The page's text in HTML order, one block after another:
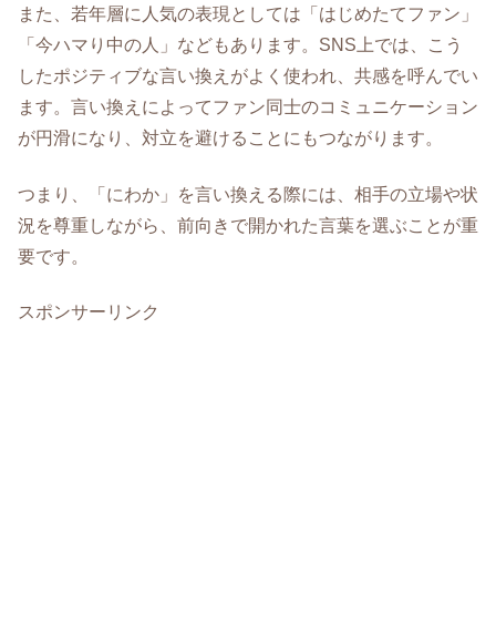
また、若年層に人気の表現としては「はじめたてファン」
「今ハマり中の人」などもあります。SNS上では、こう
したポジティブな言い換えがよく使われ、共感を呼んでい
ます。言い換えによってファン同士のコミュニケーション
が円滑になり、対立を避けることにもつながります。
つまり、「にわか」を言い換える際には、相手の立場や状
況を尊重しながら、前向きで開かれた言葉を選ぶことが重
要です。
スポンサーリンク